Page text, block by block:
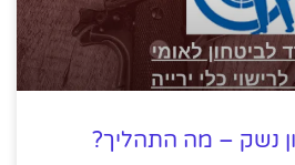
נשק – מה התהליך?